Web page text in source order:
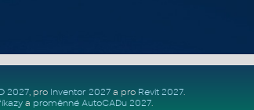
2027, pro Inventor 2027a pro Revit 2027.
a proměnné AutoCADu 2027.